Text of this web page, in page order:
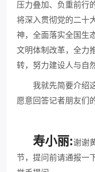
压力叠加、负重前行
将深入贯彻党的二十
神，全面落实全国生
文明体制改革，全力
转，努力建设人与自
我就先简要介绍这
愿意回答记者朋友们
寿小丽:谢谢
节，提问前请通报一